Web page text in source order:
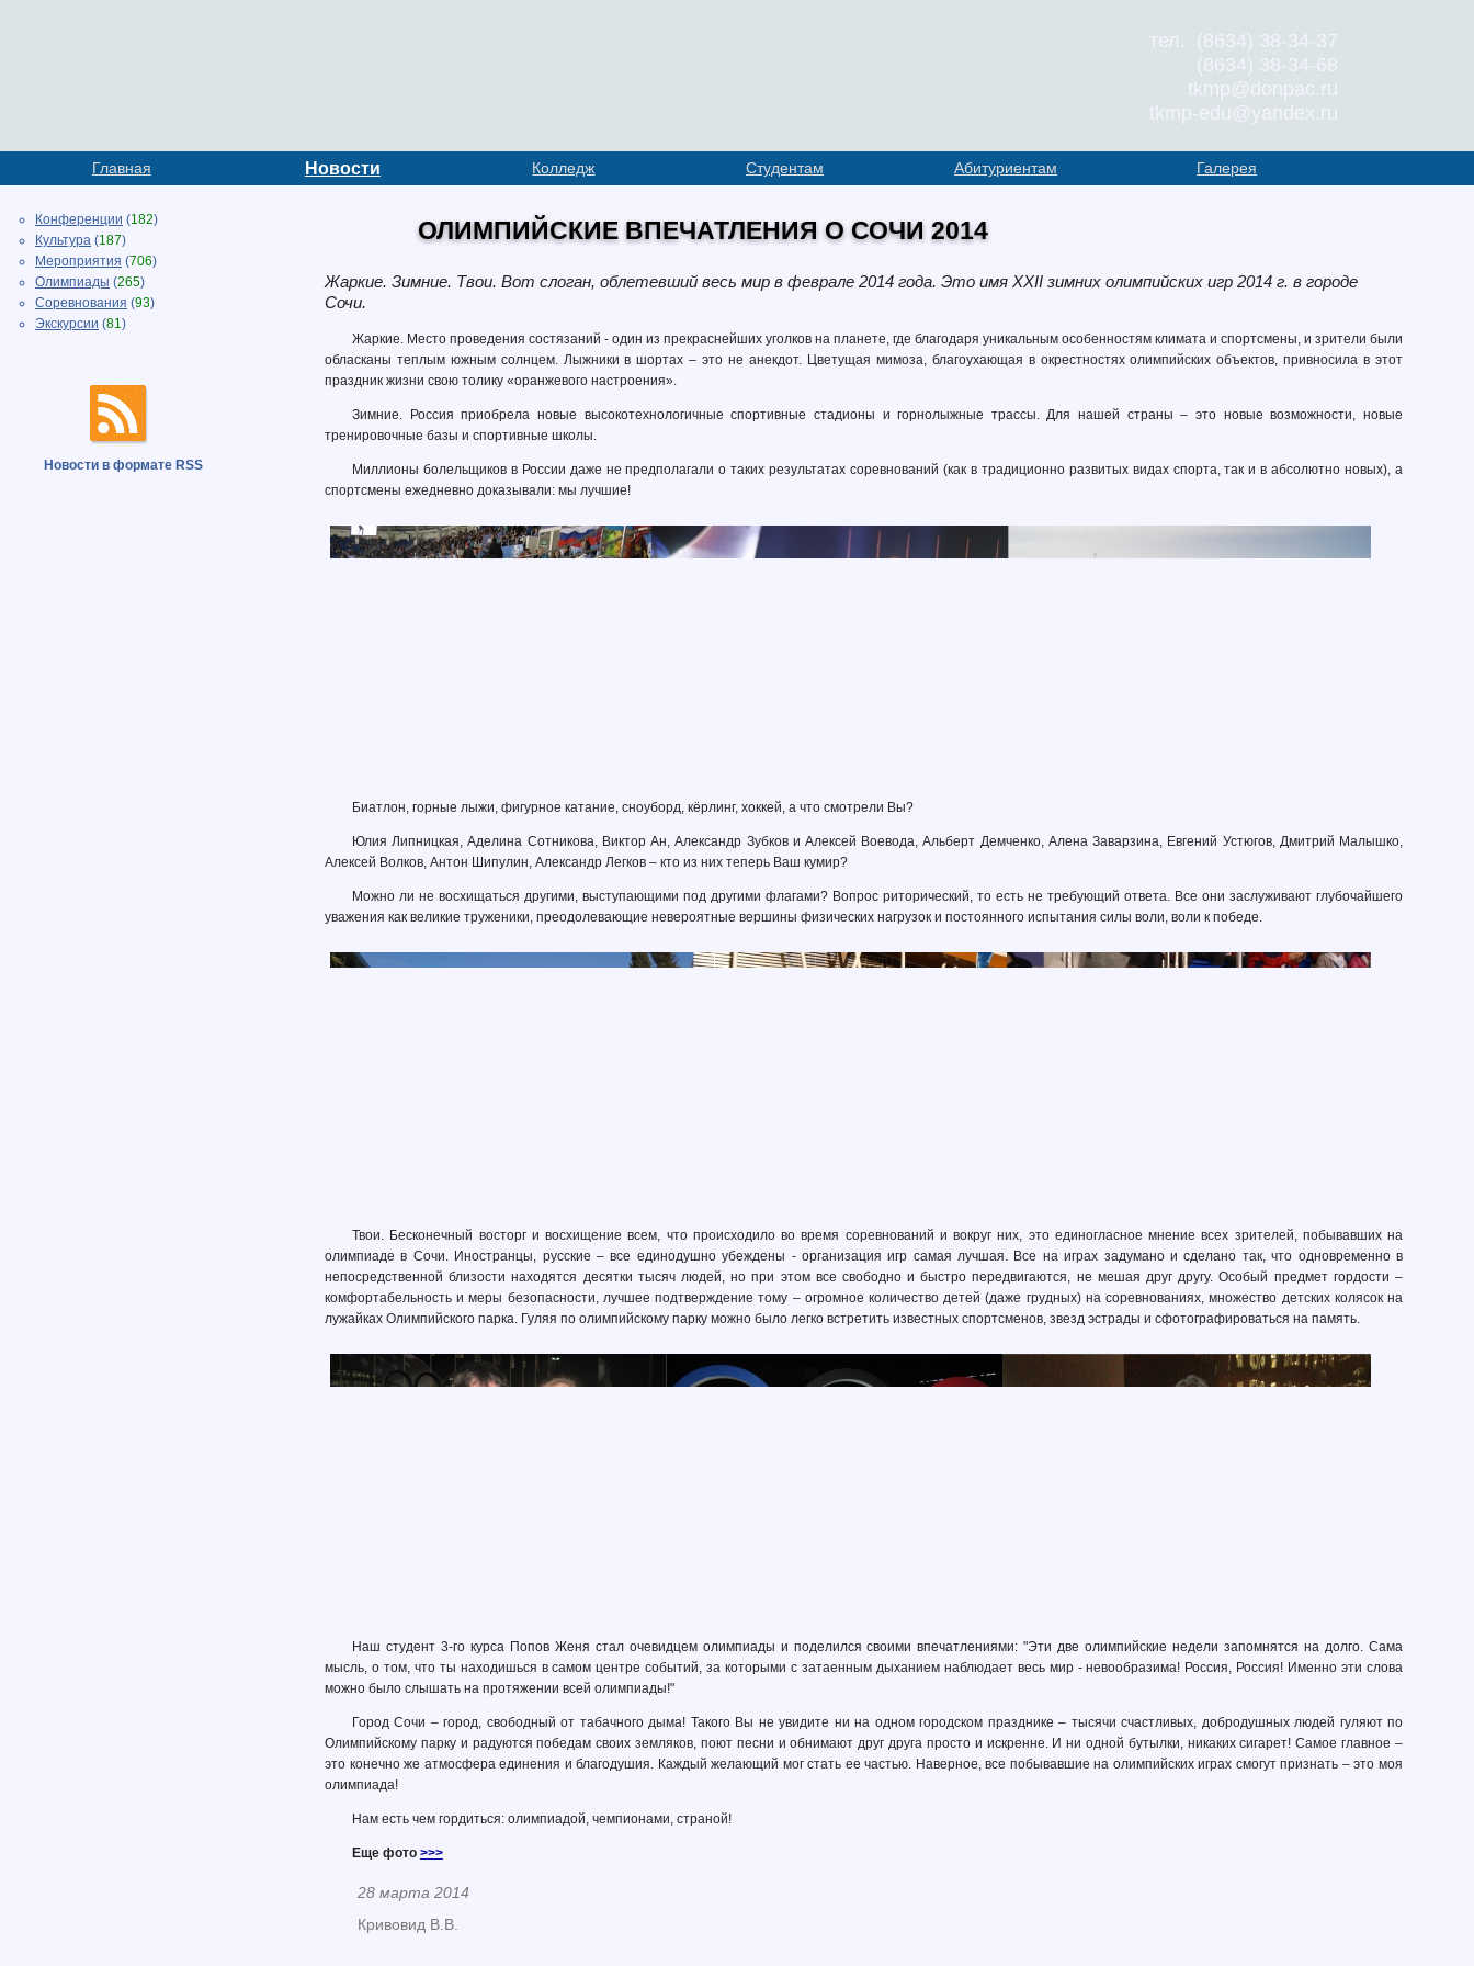
тел. (8634) 38-34-37
(8634) 38-34-68
tkmp@donpac.ru
tkmp-edu@yandex.ru
Главная Новости Колледж Студентам Абитуриентам Галерея
Конференции (182)
Культура (187)
Мероприятия (706)
Олимпиады (265)
Соревнования (93)
Экскурсии (81)
Новости в формате RSS
ОЛИМПИЙСКИЕ ВПЕЧАТЛЕНИЯ О СОЧИ 2014
Жаркие. Зимние. Твои. Вот слоган, облетевший весь мир в феврале 2014 года. Это имя ХХII зимних олимпийских игр 2014 г. в городе
Сочи.
Жаркие. Место проведения состязаний - один из прекраснейших уголков на планете, где благодаря уникальным особенностям климата и спортсмены, и зрители были
обласканы теплым южным солнцем. Лыжники в шортах – это не анекдот. Цветущая мимоза, благоухающая в окрестностях олимпийских объектов, привносила в этот
праздник жизни свою толику «оранжевого настроения».
Зимние. Россия приобрела новые высокотехнологичные спортивные стадионы и горнолыжные трассы. Для нашей страны – это новые возможности, новые
тренировочные базы и спортивные школы.
Миллионы болельщиков в России даже не предполагали о таких результатах соревнований (как в традиционно развитых видах спорта, так и в абсолютно новых), а
спортсмены ежедневно доказывали: мы лучшие!
Биатлон, горные лыжи, фигурное катание, сноуборд, кёрлинг, хоккей, а что смотрели Вы?
Юлия Липницкая, Аделина Сотникова, Виктор Ан, Александр Зубков и Алексей Воевода, Альберт Демченко, Алена Заварзина, Евгений Устюгов, Дмитрий Малышко,
Алексей Волков, Антон Шипулин, Александр Легков – кто из них теперь Ваш кумир?
Можно ли не восхищаться другими, выступающими под другими флагами? Вопрос риторический, то есть не требующий ответа. Все они заслуживают глубочайшего
уважения как великие труженики, преодолевающие невероятные вершины физических нагрузок и постоянного испытания силы воли, воли к победе.
Твои. Бесконечный восторг и восхищение всем, что происходило во время соревнований и вокруг них, это единогласное мнение всех зрителей, побывавших на
олимпиаде в Сочи. Иностранцы, русские – все единодушно убеждены - организация игр самая лучшая. Все на играх задумано и сделано так, что одновременно в
непосредственной близости находятся десятки тысяч людей, но при этом все свободно и быстро передвигаются, не мешая друг другу. Особый предмет гордости –
комфортабельность и меры безопасности, лучшее подтверждение тому – огромное количество детей (даже грудных) на соревнованиях, множество детских колясок на
лужайках Олимпийского парка. Гуляя по олимпийскому парку можно было легко встретить известных спортсменов, звезд эстрады и сфотографироваться на память.
Наш студент 3-го курса Попов Женя стал очевидцем олимпиады и поделился своими впечатлениями: "Эти две олимпийские недели запомнятся на долго. Сама
мысль, о том, что ты находишься в самом центре событий, за которыми с затаенным дыханием наблюдает весь мир - невообразима! Россия, Россия! Именно эти слова
можно было слышать на протяжении всей олимпиады!"
Город Сочи – город, свободный от табачного дыма! Такого Вы не увидите ни на одном городском празднике – тысячи счастливых, добродушных людей гуляют по
Олимпийскому парку и радуются победам своих земляков, поют песни и обнимают друг друга просто и искренне. И ни одной бутылки, никаких сигарет! Самое главное –
это конечно же атмосфера единения и благодушия. Каждый желающий мог стать ее частью. Наверное, все побывавшие на олимпийских играх смогут признать – это моя
олимпиада!
Нам есть чем гордиться: олимпиадой, чемпионами, страной!
Еще фото >>>
28 марта 2014
Кривовид В.В.